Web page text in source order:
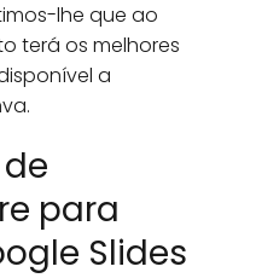
lhe que ao
terá os melhores
a
para
Slides